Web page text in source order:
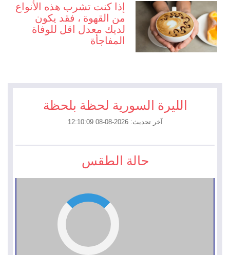
إذا كنت تشرب هذه الأنواع
من القهوة ، فقد يكون
لديك معدل اقل للوفاة
المفاجأة
الليرة السورية لحظة بلحظة
آخر تحديث: 2026-08-08 12:10:09
حالة الطقس